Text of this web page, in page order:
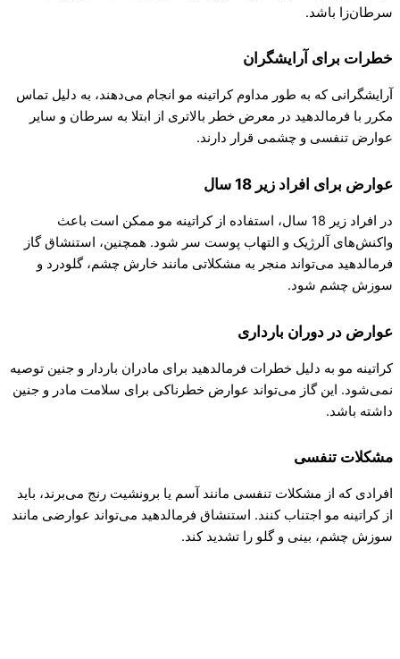
سرطان‌زا باشد.
خطرات برای آرایشگران
آرایشگرانی که به طور مداوم کراتینه مو انجام می‌دهند، به دلیل تماس
مکرر با فرمالدهید در معرض خطر بالاتری از ابتلا به سرطان و سایر
عوارض تنفسی و چشمی قرار دارند.
عوارض برای افراد زیر 18 سال
در افراد زیر 18 سال، استفاده از کراتینه مو ممکن است باعث
واکنش‌های آلرژیک و التهاب پوست سر شود. همچنین، استنشاق گاز
فرمالدهید می‌تواند منجر به مشکلاتی مانند خارش چشم، گلودرد و
سوزش چشم شود.
عوارض در دوران بارداری
کراتینه مو به دلیل خطرات فرمالدهید برای مادران باردار و جنین توصیه
نمی‌شود. این گاز می‌تواند عوارض خطرناکی برای سلامت مادر و جنین
داشته باشد.
مشکلات تنفسی
افرادی که از مشکلات تنفسی مانند آسم یا برونشیت رنج می‌برند، باید
از کراتینه مو اجتناب کنند. استنشاق فرمالدهید می‌تواند عوارضی مانند
سوزش چشم، بینی و گلو را تشدید کند.